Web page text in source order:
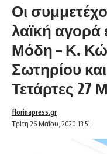
Οι
λαϊκή
Μόδη – Κ.
Σωτηρίου
Τετάρτες 27
Τρίτη 26 Μαΐου, 2020 13:51
florinapress.gr